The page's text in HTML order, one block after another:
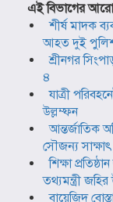
এই বিভাগের
শীর্ষ মাদক
আহত দুই
শ্রীনগর
৪
যাত্রী
উল্লম্ফন
আন্তর্জাতিক
সৌজন্য
শিক্ষা
তথ্যমন্ত্রী জহির
বায়েজিদ